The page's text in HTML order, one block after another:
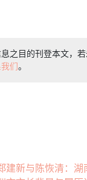
之目的刊登本文，
们。